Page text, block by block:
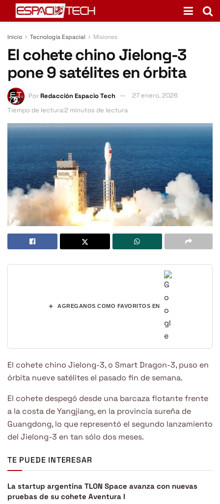
Inicio Tecnología Espacial Misiones
El cohete chino Jielong-3
pone 9 satélites en órbita
PorRedacción Espacio Tech
27 enero, 2026
Tiempo de lectura:2 minutos de lectura
+ AGREGANOS COMO FAVORITOS EN
El cohete chino Jielong-3, o Smart Dragon-3, puso en
órbita nueve satélites el pasado fin de semana.
El cohete despegó desde una barcaza flotante frente
a la costa de Yangjiang, en la provincia sureña de
Guangdong, lo que representó el segundo lanzamiento
del Jielong-3 en tan sólo dos meses.
TE PUEDE INTERESAR
La startup argentina TLON Space avanza con nuevas
pruebas de su cohete Aventura I